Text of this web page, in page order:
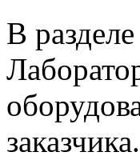
В
заказчика.